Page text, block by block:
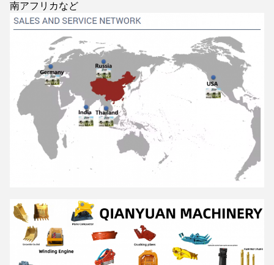
南アフリカなど